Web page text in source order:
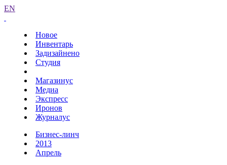
EN
Новое
Инвентарь
Задизайнено
Студия
Магазинус
Медиа
Экспресс
Иронов
Журналус
Бизнес-линч
2013
Апрель